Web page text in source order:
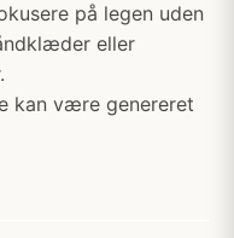
på legen uden
eller
kan være genereret